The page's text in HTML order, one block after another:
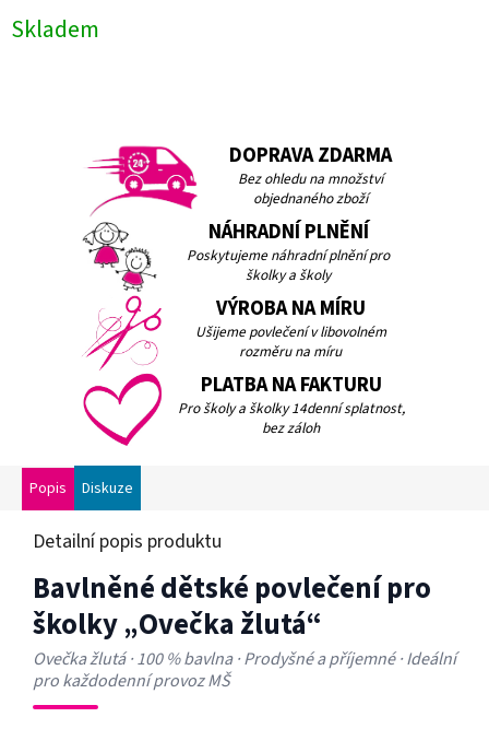
Měrná
cena:
Skladem
DOPRAVA ZDARMA
Bez ohledu na množství
objednaného zboží
NÁHRADNÍ PLNĚNÍ
Poskytujeme náhradní plnění pro
školky a školy
VÝROBA NA MÍRU
Ušijeme povlečení v libovolném
rozměru na míru
PLATBA NA FAKTURU
Pro školy a školky 14denní splatnost,
bez záloh
Popis Diskuze
Detailní popis produktu
Bavlněné dětské povlečení pro
školky „Ovečka žlutá“
Ovečka žlutá · 100 % bavlna · Prodyšné a příjemné · Ideální
pro každodenní provoz MŠ